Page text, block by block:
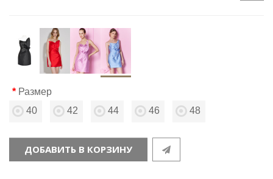
Размер
40
42 44 46 48
ДОБАВИТЬ В КОРЗИНУ